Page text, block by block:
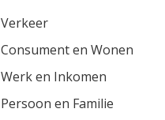
Verkeer
Consument en Wonen
Werk en Inkomen
Persoon en Familie